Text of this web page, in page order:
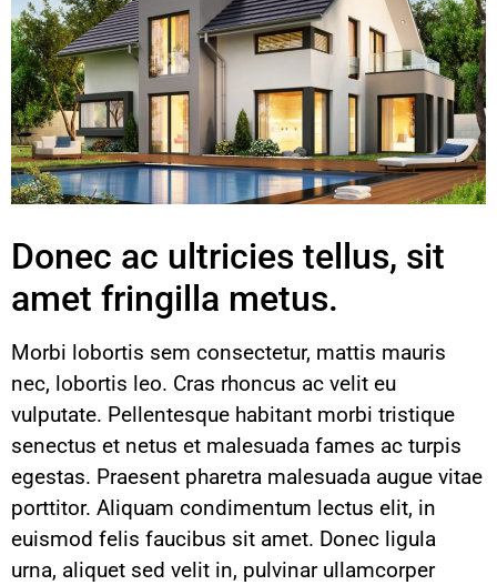
Donec ac ultricies tellus, sit
amet fringilla metus.
Morbi lobortis sem consectetur, mattis mauris
nec, lobortis leo. Cras rhoncus ac velit eu
vulputate. Pellentesque habitant morbi tristique
senectus et netus et malesuada fames ac turpis
egestas. Praesent pharetra malesuada augue vitae
porttitor. Aliquam condimentum lectus elit, in
euismod felis faucibus sit amet. Donec ligula
urna, aliquet sed velit in, pulvinar ullamcorper